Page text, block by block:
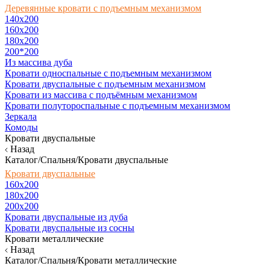
Деревянные кровати с подъемным механизмом
140x200
160х200
180х200
200*200
Из массива дуба
Кровати односпальные с подъемным механизмом
Кровати двуспальные с подъемным механизмом
Кровати из массива с подъёмным механизмом
Кровати полутороспальные с подъемным механизмом
Зеркала
Комоды
Кровати двуспальные
Назад
Каталог/Спальня/Кровати двуспальные
Кровати двуспальные
160х200
180x200
200x200
Кровати двуспальные из дуба
Кровати двуспальные из сосны
Кровати металлические
Назад
Каталог/Спальня/Кровати металлические